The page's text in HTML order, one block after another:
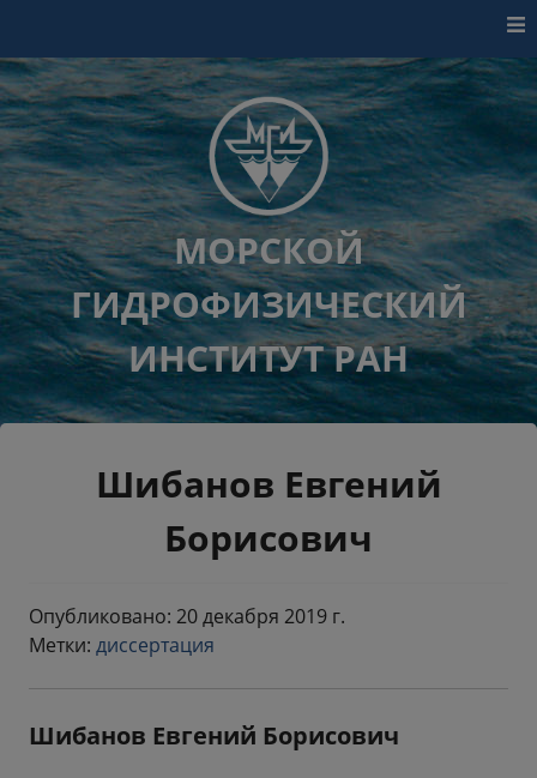
МОРСКОЙ
ГИДРОФИЗИЧЕСКИЙ
ИНСТИТУТ РАН
Шибанов Евгений
Борисович
Опубликовано: 20 декабря 2019 г.
Метки: диссертация
Шибанов Евгений Борисович